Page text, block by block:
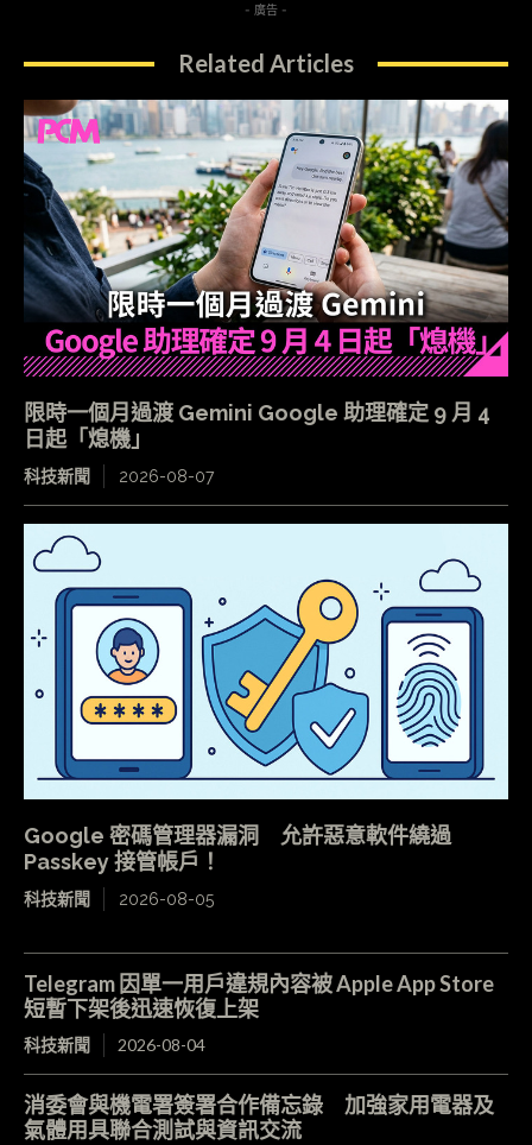
- 廣告 -
Related Articles
限時一個月過渡 Gemini Google 助理確定 9 月 4
日起「熄機」
科技新聞 2026-08-07
Google 密碼管理器漏洞 允許惡意軟件繞過
Passkey 接管帳戶！
科技新聞 2026-08-05
Telegram 因單一用戶違規內容被 Apple App Store
短暫下架後迅速恢復上架
科技新聞 2026-08-04
消委會與機電署簽署合作備忘錄 加強家用電器及
氣體用具聯合測試與資訊交流